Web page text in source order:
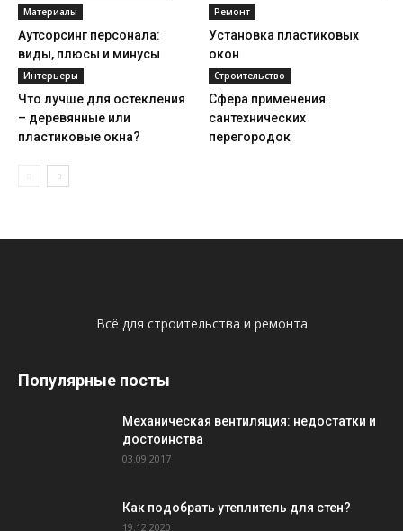
Материалы
Аутсорсинг персонала:
виды, плюсы и минусы
Ремонт
Установка пластиковых
окон
Интерьеры
Что лучше для остекления
– деревянные или
пластиковые окна?
Строительство
Сфера применения
сантехнических
перегородок
Всё для строительства и ремонта
Популярные посты
Механическая вентиляция: недостатки и
достоинства
03.09.2017
Как подобрать утеплитель для стен?
19.12.2020